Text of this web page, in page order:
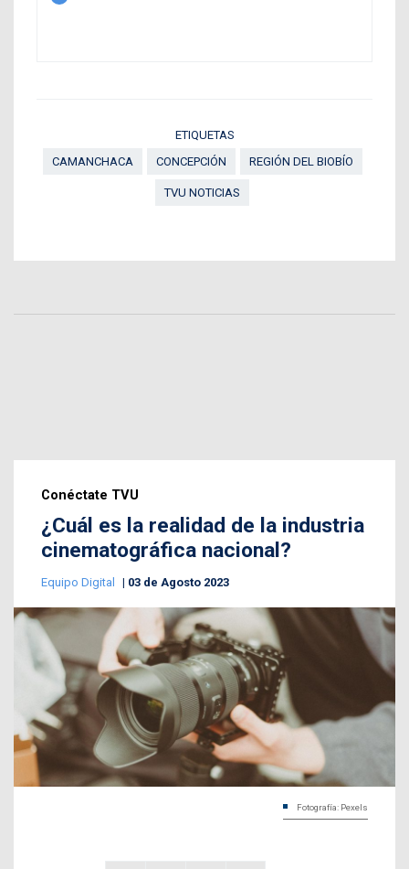
ETIQUETAS
CAMANCHACA
CONCEPCIÓN REGIÓN DEL BIOBÍO
TVU NOTICIAS
Conéctate TVU
¿Cuál es la realidad de la industria
cinematográfica nacional?
Equipo Digital 03 de Agosto 2023
Fotografía: Pexels